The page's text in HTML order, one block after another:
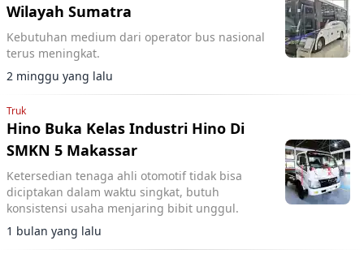
Wilayah Sumatra
Kebutuhan medium dari operator bus nasional
terus meningkat.
2 minggu yang lalu
Truk
Hino Buka Kelas Industri Hino Di
SMKN 5 Makassar
Ketersedian tenaga ahli otomotif tidak bisa
diciptakan dalam waktu singkat, butuh
konsistensi usaha menjaring bibit unggul.
1 bulan yang lalu